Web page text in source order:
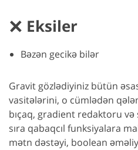
Eksiler
Bəzən gecikə bilər
Gravit gözlədiyiniz bütün
vasitələrini, o cümlədən
bıçaq, gradient redaktoru
sıra qabaqcıl funksiyalara
mətn dəstəyi, boolean